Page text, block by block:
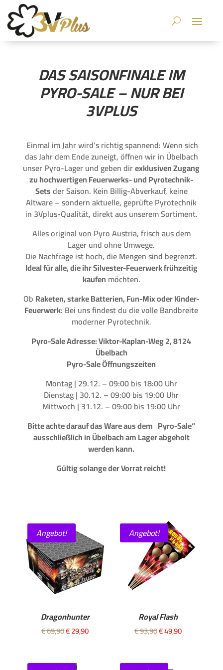
DAS SAISONFINALE IM
PYRO-SALE – NUR BEI
3VPLUS
Einmal im Jahr wird’s richtig spannend: Wenn sich
das Jahr dem Ende zuneigt, öffnen wir in Übelbach
unser Pyro-Lager und geben direxklusiven Zugang
zu hochwertigen Feuerwerks- und Pyrotechnik-
Setsder Saison. Kein Billig-Abverkauf, keine
Altware – sondern aktuelle, geprüfte Pyrotechnik
in 3Vplus-Qualität, direkt aus unserem Sortiment.
Alles original von Pyro Austria, frisch aus dem
Lager und ohne Umwege.
Die Nachfrage ist hoch, die Mengen sind begrenzt.
Ideal für alle, die ihr Silvester-Feuerwerk frühzeitig
kaufen möchten.
Ob Raketen, starke Batterien, Fun-Mix oder Kinder-
Feuerwerk: Bei uns findest du die volle Bandbreite
moderner Pyrotechnik.
Pyro-Sale Adresse: Viktor-Kaplan-Weg 2, 8124
Übelbach
Pyro-Sale Öffnungszeiten
Montag | 29.12. – 09:00 bis 18:00 Uhr
Dienstag | 30.12. – 09:00 bis 19:00 Uhr
Mittwoch | 31.12. – 09:00 bis 19:00 Uhr
Bitte achte darauf das Ware aus dem „Pyro-Sale“
ausschließlich in Übelbach am Lager abgeholt
werden kann.
Gültig solange der Vorrat reicht!
Angebot!
Dragonhunter
€69,90Ursprünglicher
€29,90Aktueller
Angebot!
Royal Flash
€93,90Ursprünglicher
€49,90Aktueller